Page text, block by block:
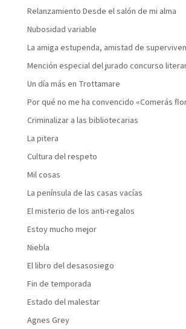
Relanzamiento Desde el salón de mi alma
Nubosidad variable
La amiga estupenda, amistad de
Mención especial del jurado concurso
Un día más en Trottamare
Por qué no me ha convencido «Comerás
Criminalizar a las bibliotecarias
La pitera
Cultura del respeto
Mil cosas
La península de las casas vacías
El misterio de los anti-regalos
Estoy mucho mejor
Niebla
El libro del desasosiego
Fin de temporada
Estado del malestar
Agnes Grey